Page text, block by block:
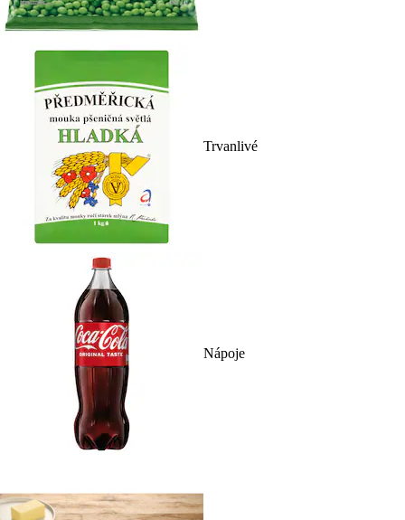
Trvanlivé
Nápoje